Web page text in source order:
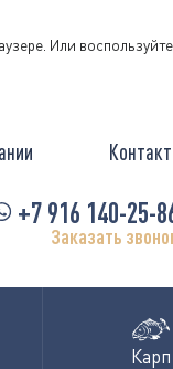
Или
+7 916 140-25-
Заказать
Карп